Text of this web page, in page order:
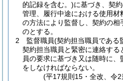
的記録を含む。)に基づき、契
管理、履行中途における使用
の方法により監督し、契約の相
のとする。
2
監督職員(契約担当職員である
契約担当職員と緊密に連絡す
員の要求に基づき又は随時に
をしなければならない。
(平17規則15・全改、令